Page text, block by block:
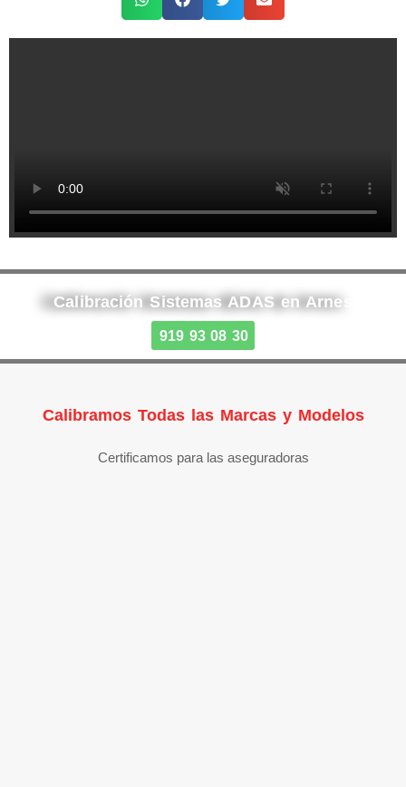
Calibración Sistemas ADAS en Arnes
919 93 08 30
Calibramos Todas las Marcas y Modelos
Certificamos para las aseguradoras